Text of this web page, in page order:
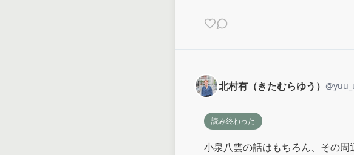
北村有（きたむらゆう） @
読み終わった
小泉八雲の話はもちろん、その